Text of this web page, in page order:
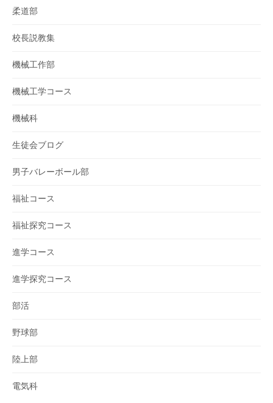
柔道部
校長説教集
機械工作部
機械工学コース
機械科
生徒会ブログ
男子バレーボール部
福祉コース
福祉探究コース
進学コース
進学探究コース
部活
野球部
陸上部
電気科